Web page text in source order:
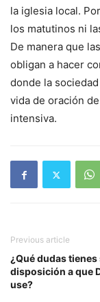
la iglesia local.
los matutinos ni
De manera que
obligan a hacer
donde la
vida de oración
intensiva.
Previous article
¿Qué dudas
disposición a que
use?